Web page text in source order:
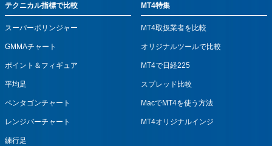
テクニカル指標で比較
スーパーボリンジャー
GMMAチャート
ポイント＆フィギュア
平均足
ペンタゴンチャート
レンジバーチャート
練行足
MT4特集
MT4取扱業者を比較
オリジナルツールで比較
MT4で日経225
スプレッド比較
MacでMT4を使う方法
MT4オリジナルインジ